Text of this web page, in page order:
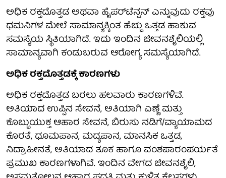
ಅಧಿಕ ರಕ್ತದೊತ್ತಡ ಅಥವಾ ಹೈಪರ್‌ಟೆನ್ಷನ್ ಎನ್ನುವುದು ರಕ್ತವು
ಧಮನಿಗಳ ಮೇಲೆ ಸಾಮಾನ್ಯಕ್ಕಿಂತ ಹೆಚ್ಚು ಒತ್ತಡ ಹಾಕುವ
ಸಮಸ್ಯೆಯ ಸ್ಥಿತಿಯಾಗಿದೆ. ಇದು ಇಂದಿನ ಜೀವನಶೈಲಿಯಲ್ಲಿ
ಸಾಮಾನ್ಯವಾಗಿ ಕಂಡುಬರುವ ಆರೋಗ್ಯ ಸಮಸ್ಯೆಯಾಗಿದೆ.
ಅಧಿಕ ರಕ್ತದೊತ್ತಡಕ್ಕೆ ಕಾರಣಗಳು
ಅಧಿಕ ರಕ್ತದೊತ್ತಡ ಬರಲು ಹಲವಾರು ಕಾರಣಗಳಿವೆ.
ಅತಿಯಾದ ಉಪ್ಪಿನ ಸೇವನೆ, ಅತಿಯಾಗಿ ಎಣ್ಣೆ ಮತ್ತು
ಕೊಬ್ಬುಯುಕ್ತ ಆಹಾರ ಸೇವನೆ, ಬಿರುಸು ನಡಿಗೆ/ವ್ಯಾಯಾಮದ
ಕೊರತೆ, ಧೂಮಪಾನ, ಮದ್ಯಪಾನ, ಮಾನಸಿಕ ಒತ್ತಡ,
ನಿದ್ರಾಹೀನತೆ, ಅತಿಯಾದ ತೂಕ ಹಾಗೂ ವಂಶಪಾರಂಪರ್ಯತೆ
ಪ್ರಮುಖ ಕಾರಣಗಳಾಗಿವೆ. ಇಂದಿನ ವೇಗದ ಜೀವನಶೈಲಿ,